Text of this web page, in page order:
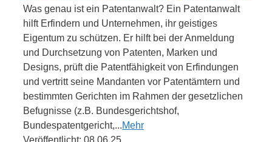
Was genau ist ein Patentanwalt? Ein Patentanwalt
hilft Erfindern und Unternehmen, ihr geistiges
Eigentum zu schützen. Er hilft bei der Anmeldung
und Durchsetzung von Patenten, Marken und
Designs, prüft die Patentfähigkeit von Erfindungen
und vertritt seine Mandanten vor Patentämtern und
bestimmten Gerichten im Rahmen der gesetzlichen
Befugnisse (z.B. Bundesgerichtshof,
Bundespatentgericht,...Mehr
Veröffentlicht: 08.06.25